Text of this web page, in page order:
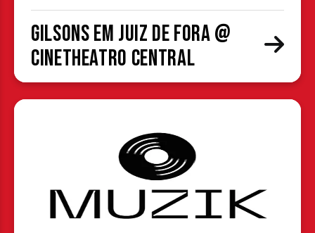
Gilsons em Juiz de Fora @
CineTheatro Central